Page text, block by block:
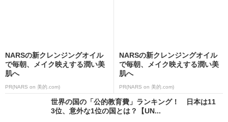
NARSの新クレンジングオイル
で毎朝、メイク映えする潤い美
肌へ
PR(NARS on 美的.com)
NARSの新クレンジングオイル
で毎朝、メイク映えする潤い美
肌へ
PR(NARS on 美的.com)
世界の国の「公的教育費」ランキング！ 日本は11
3位、意外な1位の国とは？【UN...